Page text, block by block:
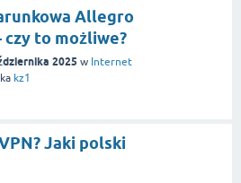
Allegro
czy to możliwe?
2025 w Internet
kz1
Jaki polski